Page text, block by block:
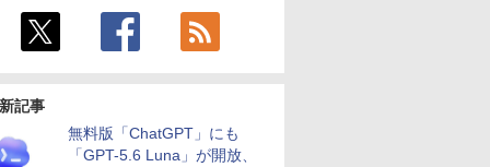
記事
無料版「ChatGPT」にも
「GPT-5.6 Luna」が開放、